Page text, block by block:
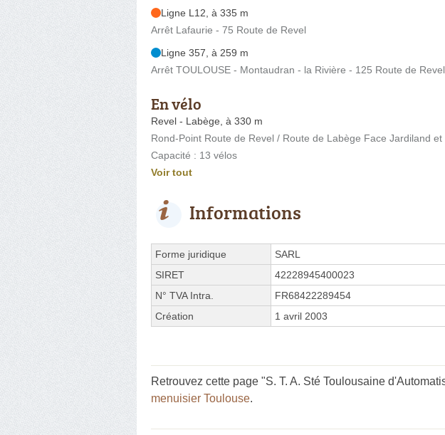
Ligne L12, à 335 m
Arrêt Lafaurie - 75 Route de Revel
Ligne 357, à 259 m
Arrêt TOULOUSE - Montaudran - la Rivière - 125 Route de Revel
En vélo
Revel - Labège, à 330 m
Rond-Point Route de Revel / Route de Labège Face Jardiland et
Capacité : 13 vélos
Voir tout
Informations
Forme juridique
SARL
SIRET
42228945400023
N° TVA Intra.
FR68422289454
Création
1 avril 2003
Retrouvez cette page "S. T. A. Sté Toulousaine
menuisier Toulouse.